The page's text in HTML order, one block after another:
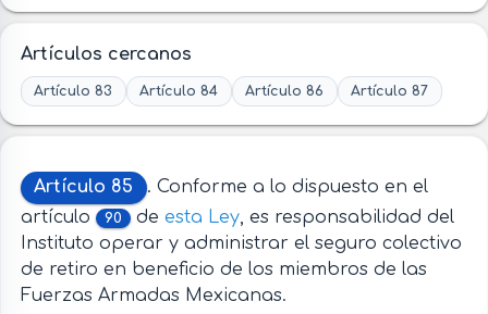
Artículos cercanos
Artículo 83 Artículo 84 Artículo 86 Artículo 87
Artículo 85
. Conforme a lo dispuesto en el
artículo
90 de esta Ley, es responsabilidad del
Instituto operar y administrar el seguro colectivo
de retiro en beneficio de los miembros de las
Fuerzas Armadas Mexicanas.